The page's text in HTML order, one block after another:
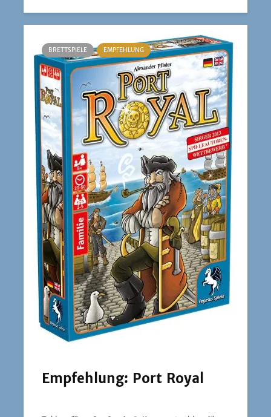
BRETTSPIELE EMPFEHLUNG
Empfehlung: Port Royal